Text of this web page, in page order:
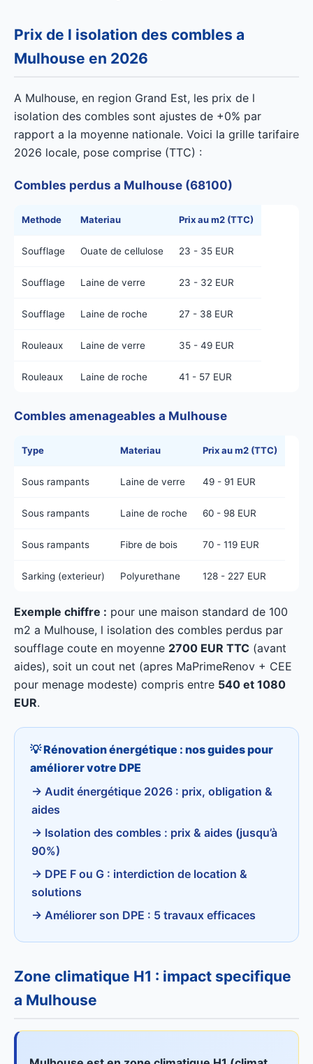
Prix de l isolation des combles a
Mulhouse en 2026
A Mulhouse, en region Grand Est, les prix de l
isolation des combles sont ajustes de +0% par
rapport a la moyenne nationale. Voici la grille tarifaire
2026 locale, pose comprise (TTC) :
Combles perdus a Mulhouse (68100)
Methode Materiau Prix au m2 (TTC)
Soufflage Ouate de cellulose 23 - 35 EUR
Soufflage Laine de verre 23 - 32 EUR
Soufflage Laine de roche 27 - 38 EUR
Rouleaux Laine de verre 35 - 49 EUR
Rouleaux Laine de roche 41 - 57 EUR
Combles amenageables a Mulhouse
Type Materiau Prix au m2 (TTC)
Sous rampants Laine de verre 49 - 91 EUR
Sous rampants Laine de roche 60 - 98 EUR
Sous rampants Fibre de bois 70 - 119 EUR
Sarking (exterieur) Polyurethane 128 - 227 EUR
Exemple chiffre : pour une maison standard de 100
m2 a Mulhouse, l isolation des combles perdus par
soufflage coute en moyenne 2700 EUR TTC (avant
aides), soit un cout net (apres MaPrimeRenov + CEE
pour menage modeste) compris entre 540 et 1080
EUR.
💡 Rénovation énergétique : nos guides pour
améliorer votre DPE
→ Audit énergétique 2026 : prix, obligation &
aides
→ Isolation des combles : prix & aides (jusqu’à
90%)
→ DPE F ou G : interdiction de location &
solutions
→ Améliorer son DPE : 5 travaux efficaces
Zone climatique H1 : impact specifique
a Mulhouse